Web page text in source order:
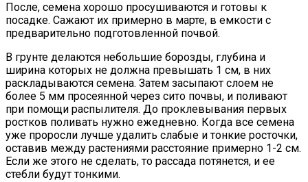
После, семена хорошо просушиваются и готовы к
посадке. Сажают их примерно в марте, в емкости с
предварительно подготовленной почвой.
В грунте делаются небольшие борозды, глубина и
ширина которых не должна превышать 1 см, в них
раскладываются семена. Затем засыпают слоем не
более 5 мм просеянной через сито почвы, и поливают
при помощи распылителя. До проклевывания первых
ростков поливать нужно ежедневно. Когда все семена
уже проросли лучше удалить слабые и тонкие росточки,
оставив между растениями расстояние примерно 1-2 см.
Если же этого не сделать, то рассада потянется, и ее
стебли будут тонкими.